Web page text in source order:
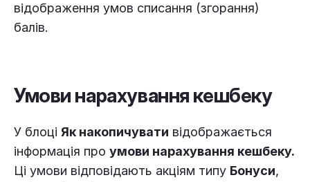
відображення умов списання (згорання)
балів.
Умови нарахування кешбеку
У блоці Як накопичувати відображається
інформація про умови нарахування кешбеку.
Ці умови відповідають акціям типу Бонуси,